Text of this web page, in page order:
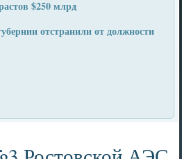
$250 млрд
отстранили от должности